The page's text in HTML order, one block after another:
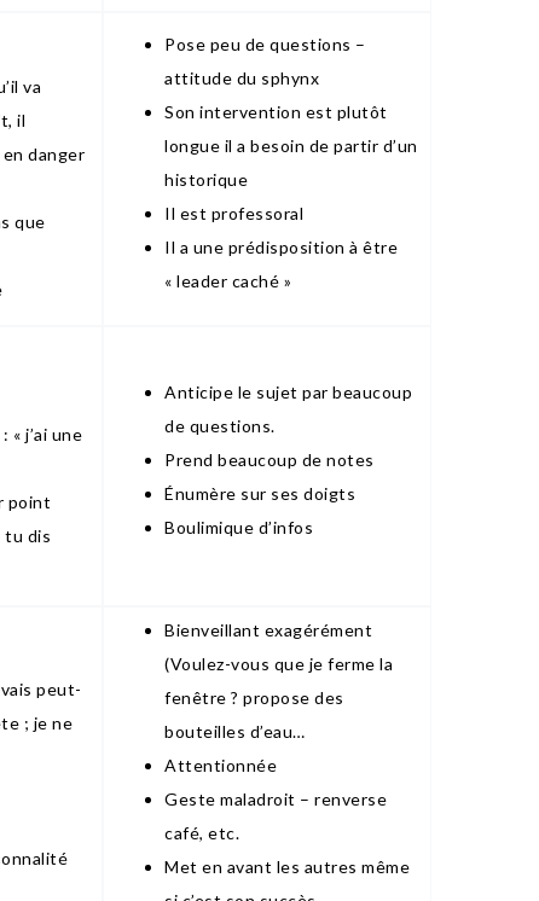
va
il
danger
que
Pose peu de questions –
attitude du sphynx
Son intervention est plutôt
longue il a besoin de partir d’un
historique
Il est professoral
Il a une prédisposition à être
« leader caché »
« j’ai une
point
tu dis
Anticipe le sujet par beaucoup
de questions.
Prend beaucoup de notes
Énumère sur ses doigts
Boulimique d’infos
peut-
; je ne
Bienveillant exagérément
(Voulez-vous que je ferme la
fenêtre ? propose des
bouteilles d’eau…
Attentionnée
Geste maladroit – renverse
café, etc.
Met en avant les autres même